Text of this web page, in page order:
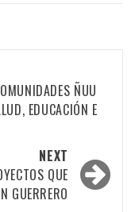
ÑUU
EDUCACIÓN E
NEXT
QUE
GUERRERO